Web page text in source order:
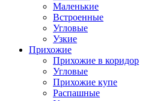
Маленькие
Встроенные
Угловые
Узкие
Прихожие
Прихожие в коридор
Угловые
Прихожие купе
Распашные